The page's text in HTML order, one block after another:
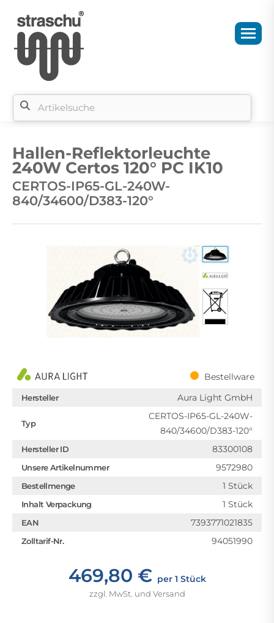
Hallen-Reflektorleuchte
240W Certos 120° PC IK10
CERTOS-IP65-GL-240W-
840/34600/D383-120°
Bestellware
Hersteller Aura Light GmbH
Typ
CERTOS-IP65-GL-240W-
840/34600/D383-120°
Hersteller ID 83300108
Unsere Artikelnummer 9572980
Bestellmenge 1 Stück
Inhalt Verpackung 1 Stück
EAN 7393771021835
Zolltarif-Nr. 94051990
469,80 € per 1 Stück
zzgl. MwSt. und Versand